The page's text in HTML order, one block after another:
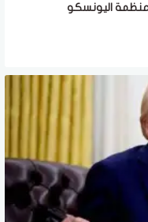
اليونسكو